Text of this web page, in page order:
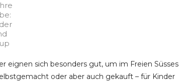
eignen sich besonders gut, um im Freien Süsses
oder aber auch gekauft – für Kinder